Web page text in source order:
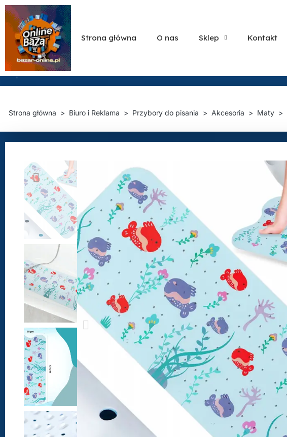
Strona główna O nas Sklep Kontakt
Strona główna Biuro i Reklama Przybory do pisania Akcesoria Maty